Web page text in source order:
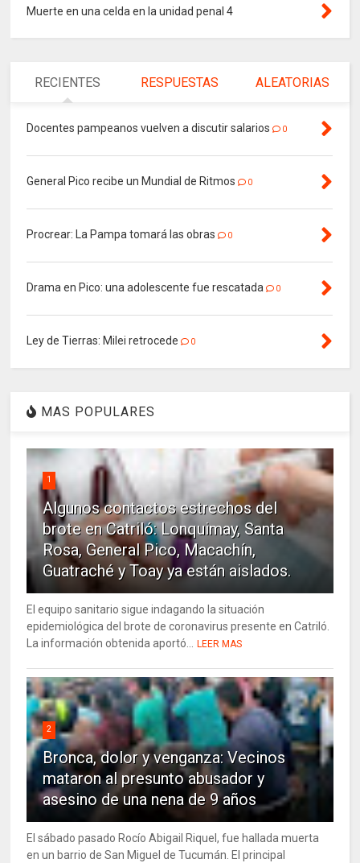
Muerte en una celda en la unidad penal 4
RECIENTES RESPUESTAS ALEATORIAS
Docentes pampeanos vuelven a discutir salarios 0
General Pico recibe un Mundial de Ritmos 0
Procrear: La Pampa tomará las obras 0
Drama en Pico: una adolescente fue rescatada 0
Ley de Tierras: Milei retrocede 0
MAS POPULARES
1
Algunos contactos estrechos del
brote en Catriló: Lonquimay, Santa
Rosa, General Pico, Macachín,
Guatraché y Toay ya están aislados.
El equipo sanitario sigue indagando la situación
epidemiológica del brote de coronavirus presente en Catriló.
La información obtenida aportó...
LEER MAS
2
Bronca, dolor y venganza: Vecinos
mataron al presunto abusador y
asesino de una nena de 9 años
El sábado pasado Rocío Abigail Riquel, fue hallada muerta
en un barrio de San Miguel de Tucumán. El principal